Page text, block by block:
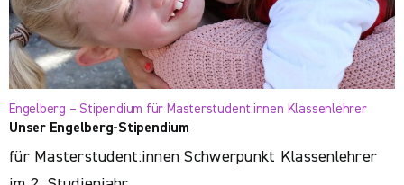
Engelberg – Stipendium für Masterstudent:innen Klassenlehrer
Unser Engelberg-Stipendium
für Masterstudent:innen Schwerpunkt Klassenlehrer